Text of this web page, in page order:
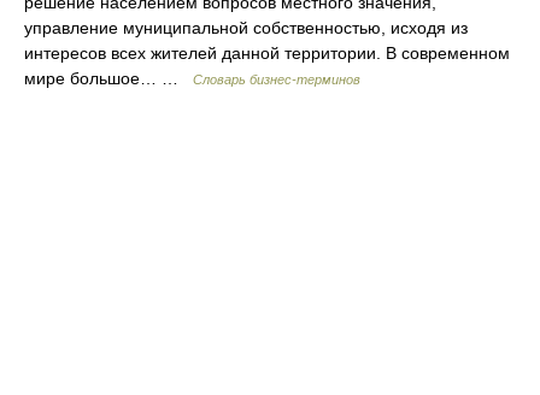
управление муниципальной собственностью, исходя из
интересов всех жителей данной территории. В современном
мире большое… …
Словарь бизнес-терминов